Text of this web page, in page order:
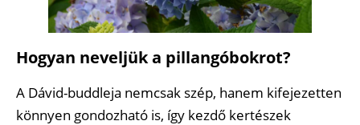
Hogyan neveljük a pillangóbokrot?
A Dávid-buddleja nemcsak szép, hanem kifejezetten
könnyen gondozható is, így kezdő kertészek